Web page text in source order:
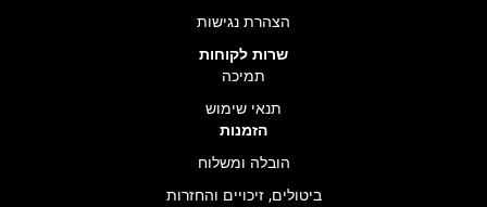
הצהרת נגישות
שרות לקוחות
תמיכה
תנאי שימוש
הזמנות
הובלה ומשלוח
ביטולים, זיכויים והחזרות